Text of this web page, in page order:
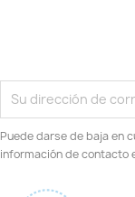
Puede darse de baja en
información de contacto